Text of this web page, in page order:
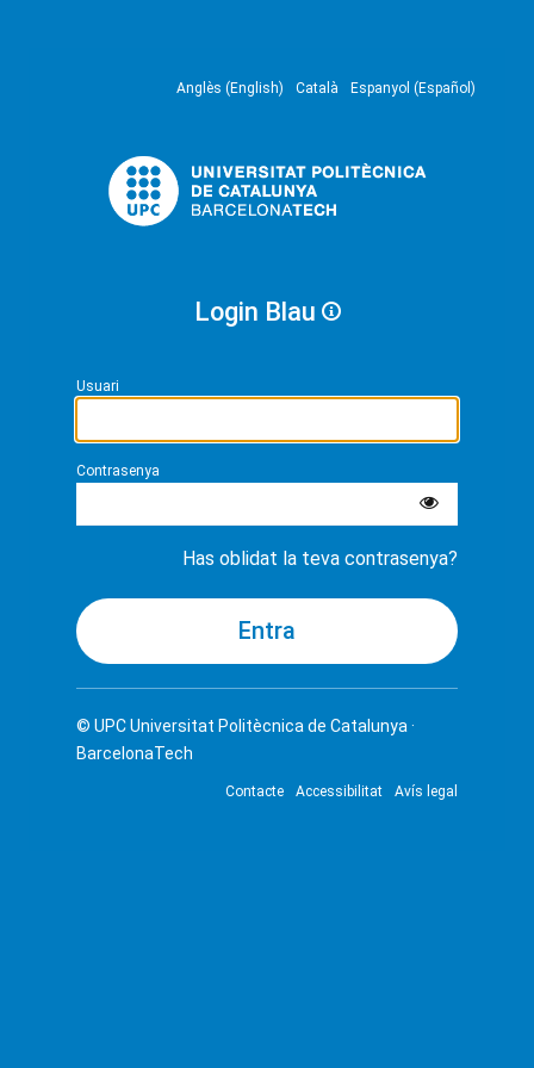
Anglès (English) Català Espanyol (Español)
Login Blau
Usuari
Contrasenya
Has oblidat la teva contrasenya?
© UPCUniversitat Politècnica de Catalunya ·
BarcelonaTech
Contacte Accessibilitat Avís legal